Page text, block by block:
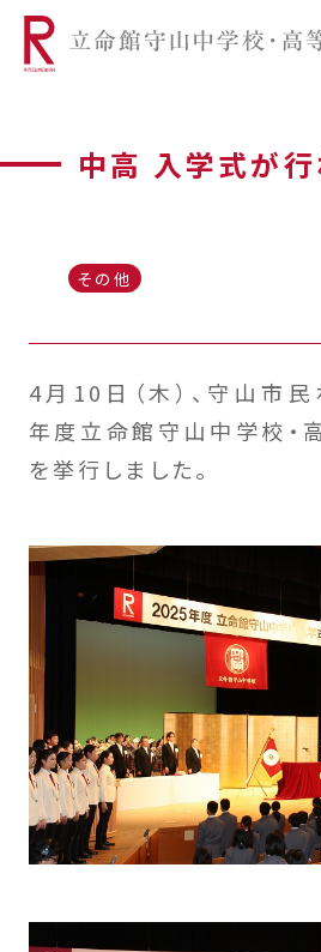
中高 入学式が行
その他
4月10日（木）、守山市
年度立命館守山中学校・
を挙行しました。